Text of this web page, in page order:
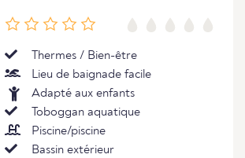
Thermes / Bien-être
Lieu de baignade facile
Adapté aux enfants
Toboggan aquatique
Piscine/piscine
Bassin extérieur